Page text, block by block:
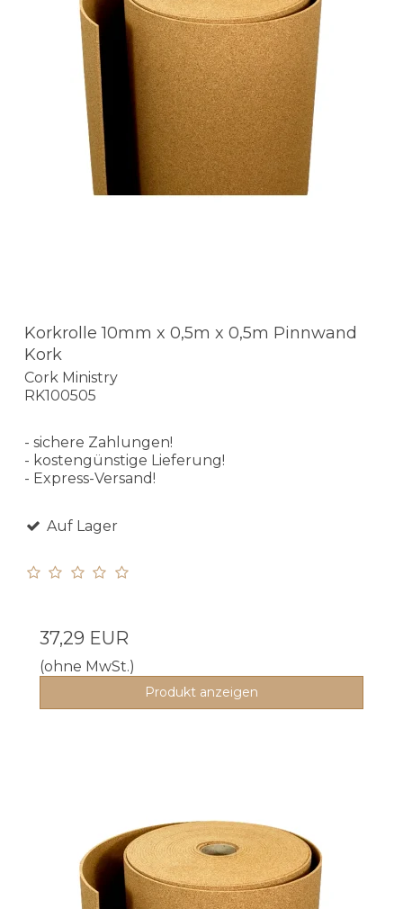
Korkrolle 10mm x 0,5m x 0,5m Pinnwand
Kork
Cork Ministry
RK100505
- sichere Zahlungen!
- kostengünstige Lieferung!
- Express-Versand!
Auf Lager
37,29 EUR
(ohne MwSt.)
Produkt anzeigen